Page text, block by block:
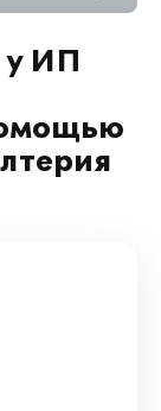
у ИП